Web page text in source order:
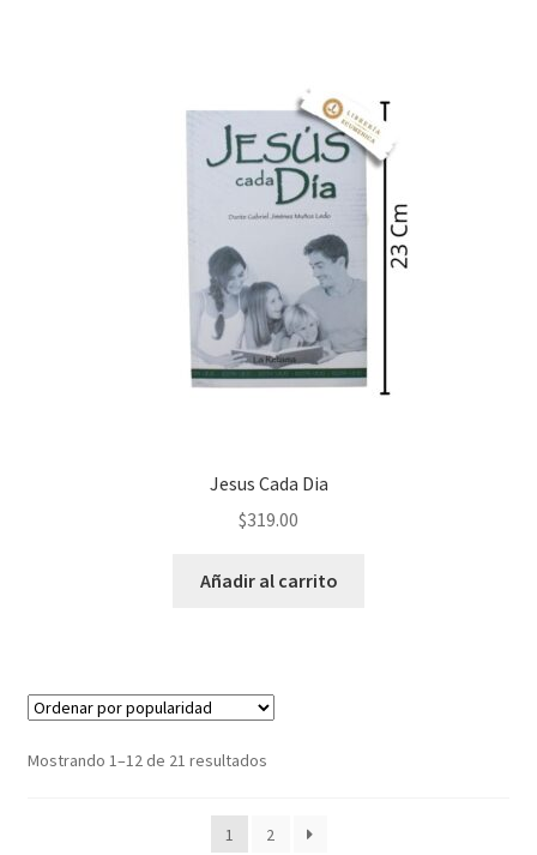
Jesus Cada Dia
$319.00
Añadir al carrito
Mostrando 1–12 de 21 resultadosOrdenado
1
2